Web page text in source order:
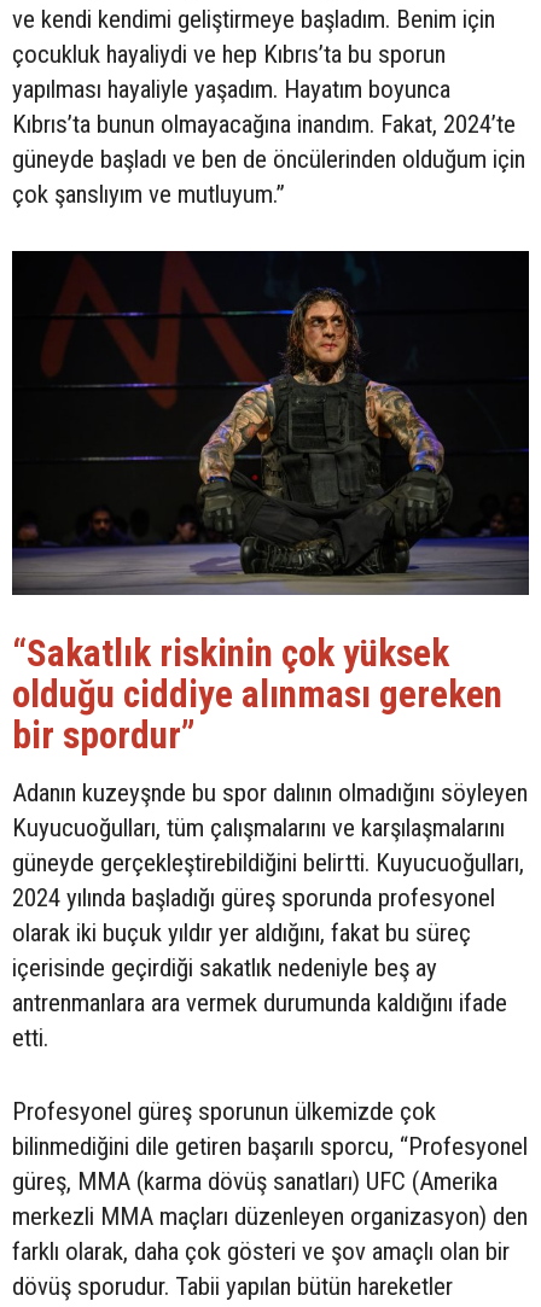
ve kendi kendimi geliştirmeye başladım. Benim için
çocukluk hayaliydi ve hep Kıbrıs’ta bu sporun
yapılması hayaliyle yaşadım. Hayatım boyunca
Kıbrıs’ta bunun olmayacağına inandım. Fakat, 2024’te
güneyde başladı ve ben de öncülerinden olduğum için
çok şanslıyım ve mutluyum.”
“Sakatlık riskinin çok yüksek
olduğu ciddiye alınması gereken
bir spordur”
Adanın kuzeyşnde bu spor dalının olmadığını söyleyen
Kuyucuoğulları, tüm çalışmalarını ve karşılaşmalarını
güneyde gerçekleştirebildiğini belirtti. Kuyucuoğulları,
2024 yılında başladığı güreş sporunda profesyonel
olarak iki buçuk yıldır yer aldığını, fakat bu süreç
içerisinde geçirdiği sakatlık nedeniyle beş ay
antrenmanlara ara vermek durumunda kaldığını ifade
etti.
Profesyonel güreş sporunun ülkemizde çok
bilinmediğini dile getiren başarılı sporcu, “Profesyonel
güreş, MMA (karma dövüş sanatları) UFC (Amerika
merkezli MMA maçları düzenleyen organizasyon) den
farklı olarak, daha çok gösteri ve şov amaçlı olan bir
dövüş sporudur. Tabii yapılan bütün hareketler